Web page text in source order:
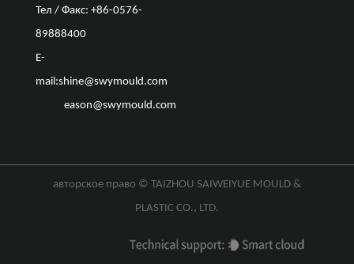
Тел / Факс: +86-0576-
89888400
E-
mail:shine@swymould.com
eason@swymould.com
авторское право © TAIZHOU SAIWEIYUE MOULD &
PLASTIC CO., LTD.